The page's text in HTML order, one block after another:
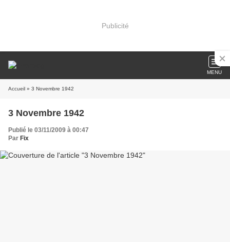
Publicité
MENU
Accueil » 3 Novembre 1942
3 Novembre 1942
Publié le 03/11/2009 à 00:47
Par Fix